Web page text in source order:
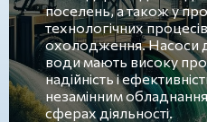
поселень, а також у
технологічних
охолодження. Насоси
води мають високу
надійність і
незамінним
сферах діяльності.